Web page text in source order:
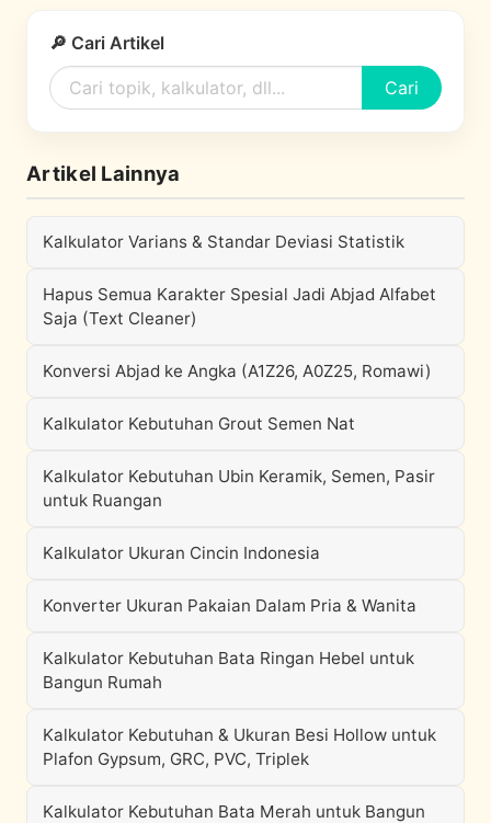
🔎 Cari Artikel
Cari
Artikel Lainnya
Kalkulator Varians & Standar Deviasi Statistik
Hapus Semua Karakter Spesial Jadi Abjad Alfabet
Saja (Text Cleaner)
Konversi Abjad ke Angka (A1Z26, A0Z25, Romawi)
Kalkulator Kebutuhan Grout Semen Nat
Kalkulator Kebutuhan Ubin Keramik, Semen, Pasir
untuk Ruangan
Kalkulator Ukuran Cincin Indonesia
Konverter Ukuran Pakaian Dalam Pria & Wanita
Kalkulator Kebutuhan Bata Ringan Hebel untuk
Bangun Rumah
Kalkulator Kebutuhan & Ukuran Besi Hollow untuk
Plafon Gypsum, GRC, PVC, Triplek
Kalkulator Kebutuhan Bata Merah untuk Bangun